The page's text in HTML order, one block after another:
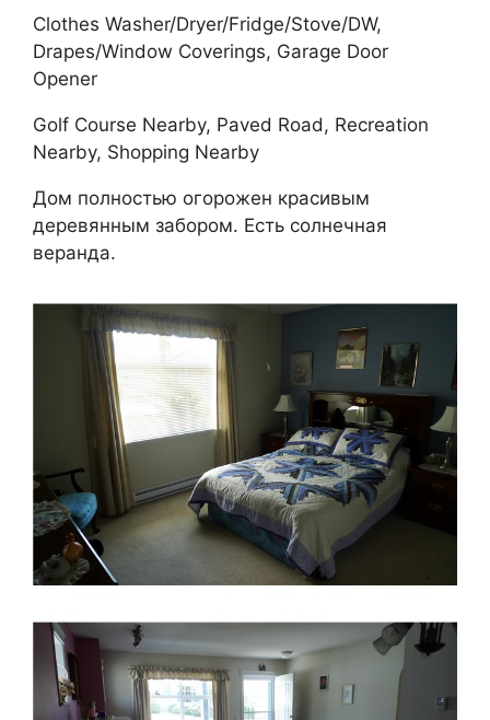
Clothes Washer/Dryer/Fridge/Stove/DW,
Drapes/Window Coverings, Garage Door
Opener
Golf Course Nearby, Paved Road, Recreation
Nearby, Shopping Nearby
Дом полностью огорожен красивым
деревянным забором. Есть солнечная
веранда.